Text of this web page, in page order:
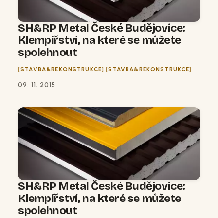
SH&RP Metal České Budějovice:
Klempířství, na které se můžete
spolehnout
STAVBA&REKONSTRUKCE STAVBA&REKONSTRUKCE
09. 11. 2015
SH&RP Metal České Budějovice:
Klempířství, na které se můžete
spolehnout